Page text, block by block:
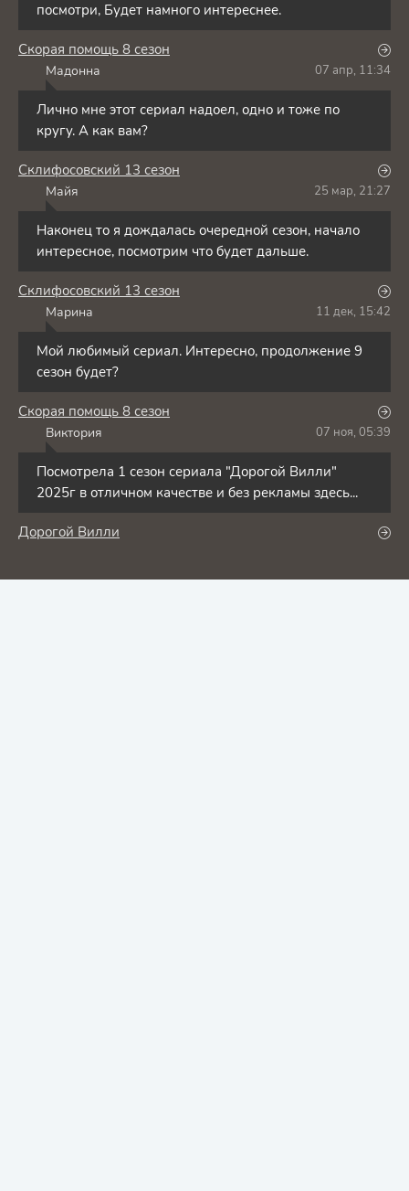
посмотри, Будет намного интереснее.
Скорая помощь 8 сезон
Мадонна 07 апр, 11:34
Лично мне этот сериал надоел, одно и тоже по
кругу. А как вам?
Склифосовский 13 сезон
Майя 25 мар, 21:27
Наконец то я дождалась очередной сезон, начало
интересное, посмотрим что будет дальше.
Склифосовский 13 сезон
Марина 11 дек, 15:42
Мой любимый сериал. Интересно, продолжение 9
сезон будет?
Скорая помощь 8 сезон
Виктория 07 ноя, 05:39
Посмотрела 1 сезон сериала "Дорогой Вилли"
2025г в отличном качестве и без рекламы здесь...
Дорогой Вилли